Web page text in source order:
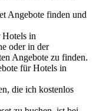
Angebote finden und
Hotels in
oder in der
Angebote zu finden.
für Hotels in
die ich kostenlos